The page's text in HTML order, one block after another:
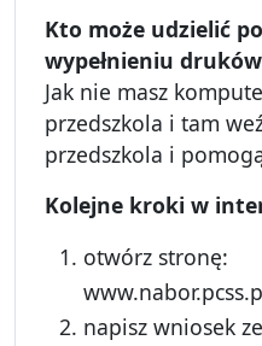
Kto może udzielić
wypełnieniu
Jak nie masz
przedszkola i tam
przedszkola i
Kolejne kroki w
otwórz stronę:
napisz wniosek